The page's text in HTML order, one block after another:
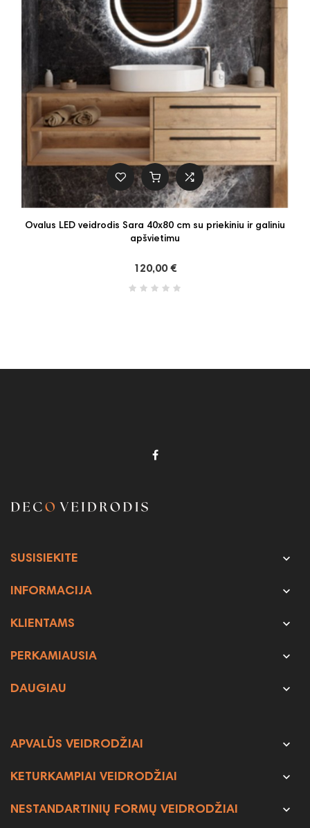
Ovalus LED veidrodis Sara 40x80 cm su priekiniu ir galiniu
apšvietimu
120,00 €
SUSISIEKITE 
INFORMACIJA 
KLIENTAMS 
PERKAMIAUSIA 
DAUGIAU 
APVALŪS VEIDRODŽIAI 
KETURKAMPIAI VEIDRODŽIAI 
NESTANDARTINIŲ FORMŲ VEIDRODŽIAI 